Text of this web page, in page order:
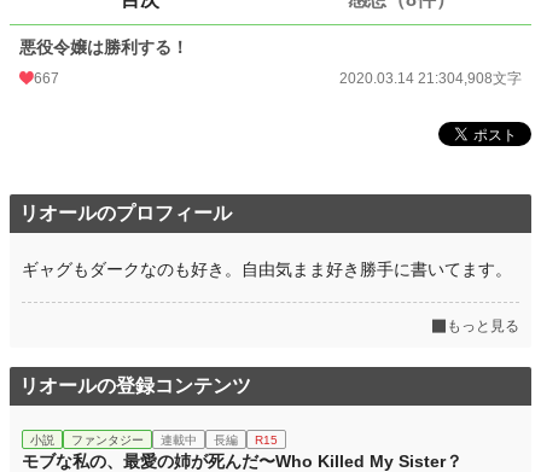
お気に入り
更新日時 2020.03.14 21:30
月間ポイント 343 pt (41,332 位)
累計ポイント 229,341 pt (18,295 位)
悪役令嬢は勝利する！
667 2020.03.14 21:304,908文字
リオールのプロフィール
ギャグもダークなのも好き。自由気まま好き勝手に書いてます。
もっと見る
リオールの登録コンテンツ
小説 ファンタジー 連載中 長編 R15
モブな私の、最愛の姉が死んだ〜Who Killed My Sister？